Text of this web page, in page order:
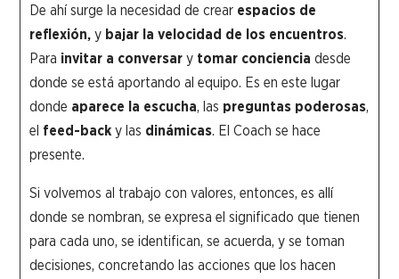
De ahí surge la necesidad de crear espacios de
reflexión, y bajar la velocidad de los encuentros.
Para invitar a conversar y tomar conciencia desde
donde se está aportando al equipo. Es en este lugar
donde aparece la escucha, las preguntas poderosas,
el feed-back y las dinámicas. El Coach se hace
presente.
Si volvemos al trabajo con valores, entonces, es allí
donde se nombran, se expresa el significado que tienen
para cada uno, se identifican, se acuerda, y se toman
decisiones, concretando las acciones que los hacen